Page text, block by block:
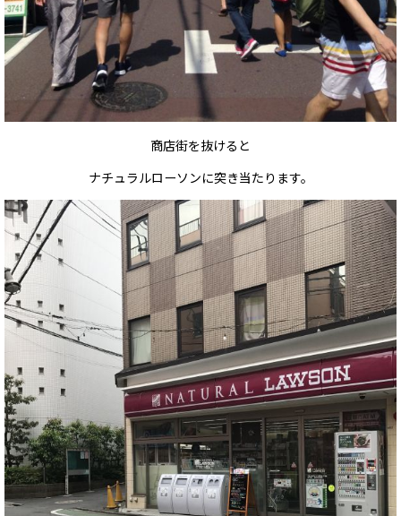
商店街を抜けると
ナチュラルローソンに突き当たります。